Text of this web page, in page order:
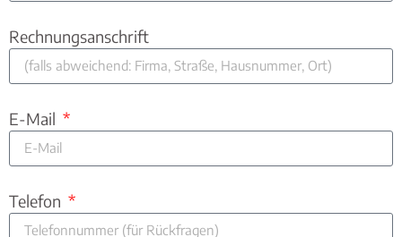
Rechnungsanschrift
E-Mail
Telefon